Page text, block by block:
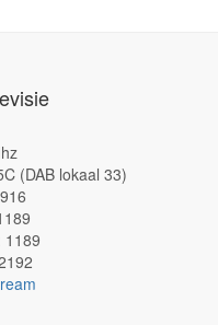
(DAB lokaal 33)
1189